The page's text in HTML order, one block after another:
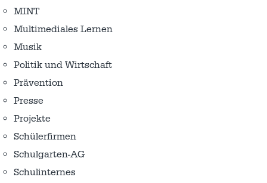
MINT
Multimediales Lernen
Musik
Politik und Wirtschaft
Prävention
Presse
Projekte
Schülerfirmen
Schulgarten-AG
Schulinternes